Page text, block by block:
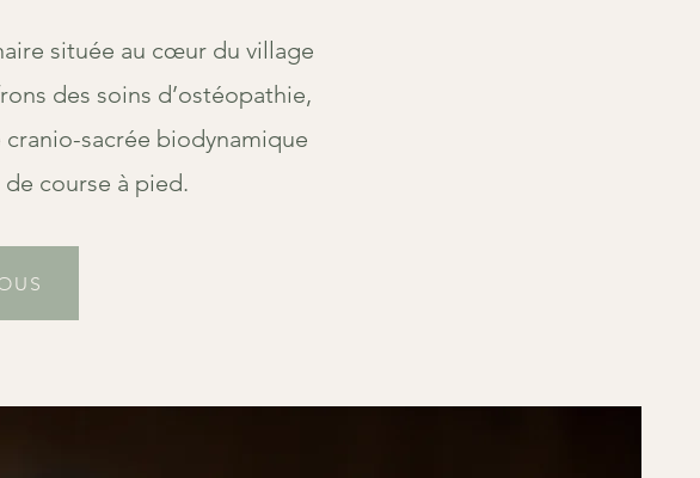
située au cœur du village
des soins d’ostéopathie,
sacrée biodynamique
course à pied.